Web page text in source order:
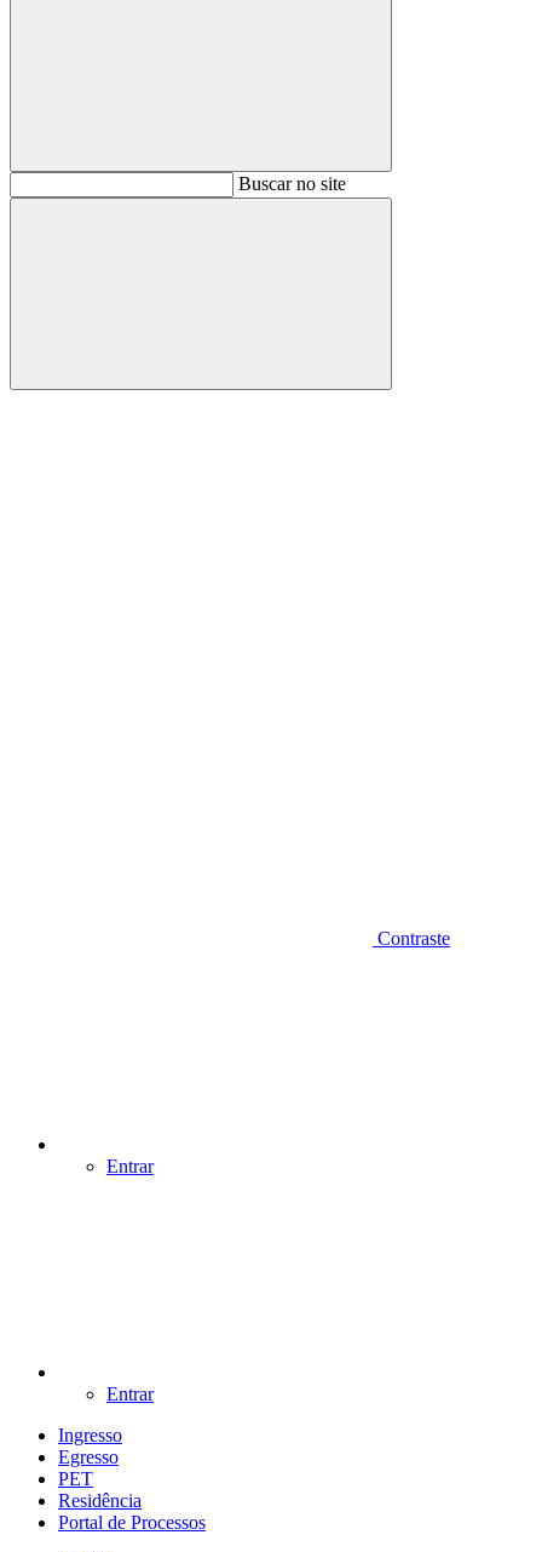
BuscarBuscar no site
Buscar
Contraste
Entrar
Entrar
Ingresso
Egresso
PET
Residência
Portal de Processos